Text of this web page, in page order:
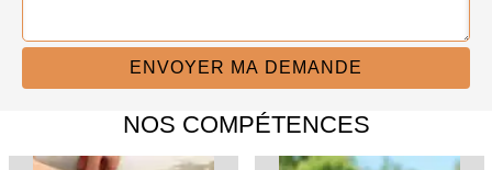
NOS COMPÉTENCES